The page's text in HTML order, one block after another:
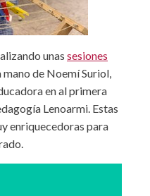
unas sesiones
mano de Noemí Suriol,
en al primera
Lenoarmi. Estas
enriquecedoras para